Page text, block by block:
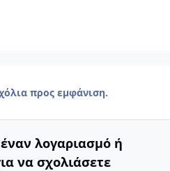
προς εμφάνιση.
λογαριασμό ή
να σχολιάσετε